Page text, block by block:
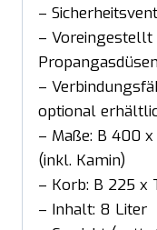
–
– Voreingestellt
–
optional
– Maße: B 400
(inkl. Kamin)
– Korb: B 225 x
– Inhalt: 8 Liter